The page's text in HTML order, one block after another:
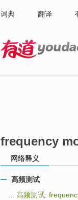
词典 翻译
frequency
网络释义
高频测试
高频测试: